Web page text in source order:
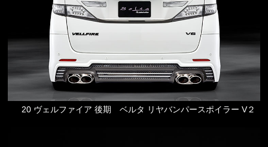
20 ヴェルファイア 後期 ベルタ リヤバンパースポイラー V２